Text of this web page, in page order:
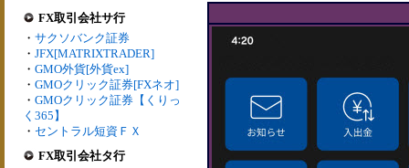
FX取引会社サ行
・ サクソバンク証券
・ JFX[MATRIXTRADER]
・ GMO外貨[外貨ex]
・ GMOクリック証券[FXネオ]
・ GMOクリック証券【くりっ
く365】
・ セントラル短資ＦＸ
FX取引会社タ行